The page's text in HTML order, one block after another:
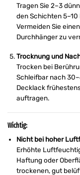
Tragen Sie 2–3
den Schichten 5–10
Vermeiden Sie
Durchhänger zu
Trocknung und
Trocken bei
Schleifbar nach
Decklack
auftragen.
Wichtig:
Nicht bei hoher
Erhöhte
Haftung oder
trockenen, gut